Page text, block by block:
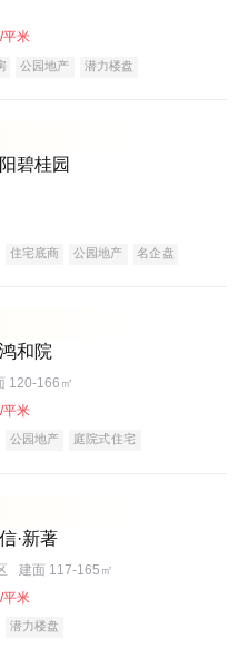
平米
公园地产
潜力楼盘
碧桂园
住宅底商 公园地产 名企盘
和院
120-166㎡
平米
公园地产 庭院式住宅
·新著
建面 117-165㎡
平米
潜力楼盘